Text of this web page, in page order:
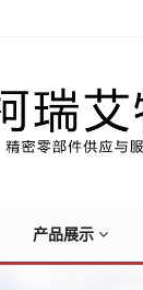
产品展示